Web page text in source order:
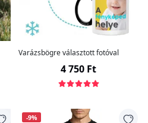
Varázsbögre választott fotóval
4 750 Ft
-9%